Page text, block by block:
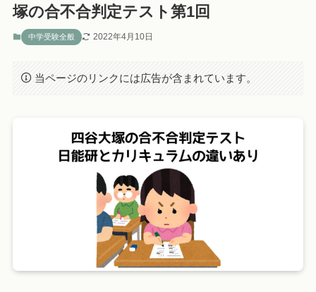
塚の合不合判定テスト第1回
中学受験全般 2022年4月10日
当ページのリンクには広告が含まれています。